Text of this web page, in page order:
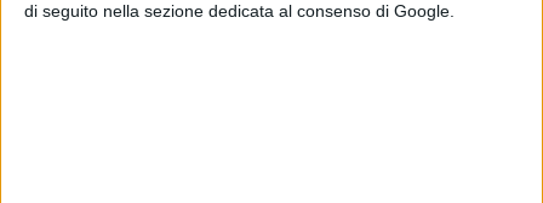
di seguito nella sezione dedicata al consenso di Google.